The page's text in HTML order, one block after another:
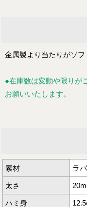
金属製より当たりがソフ
●在庫数は変動や限りが
お願いいたします。
素材 ラ
太さ
ハミ身